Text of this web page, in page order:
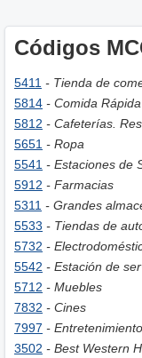
Códigos
5411 - Tienda de
5814 - Comida Rápida
5812 - Cafeterías.
5651 - Ropa
5541 - Estaciones de
5912 - Farmacias
5311 - Grandes
5533 - Tiendas de
5732 -
5542 - Estación de
5712 - Muebles
7832 - Cines
7997 -
3502 - Best Western